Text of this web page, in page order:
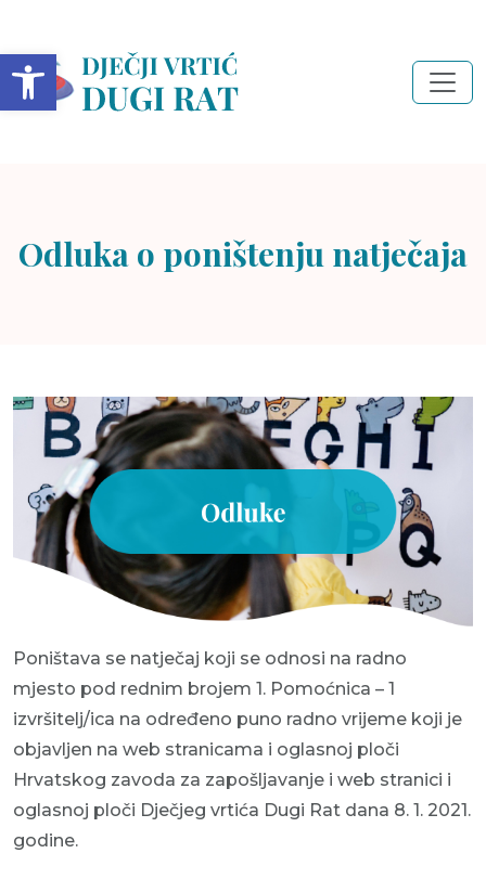
Open toolbar
Odluka o poništenju natječaja
Poništava se natječaj koji se odnosi na radno
mjesto pod rednim brojem 1. Pomoćnica – 1
izvršitelj/ica na određeno puno radno vrijeme koji je
objavljen na web stranicama i oglasnoj ploči
Hrvatskog zavoda za zapošljavanje i web stranici i
oglasnoj ploči Dječjeg vrtića Dugi Rat dana 8. 1. 2021.
godine.